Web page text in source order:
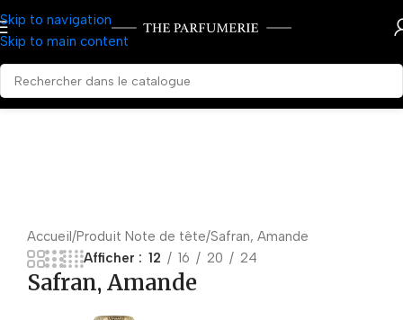
Skip to navigation
Skip to main content
Accueil Produit Note de tête Safran, Amande
Afficher
12 16 20 24
Safran, Amande